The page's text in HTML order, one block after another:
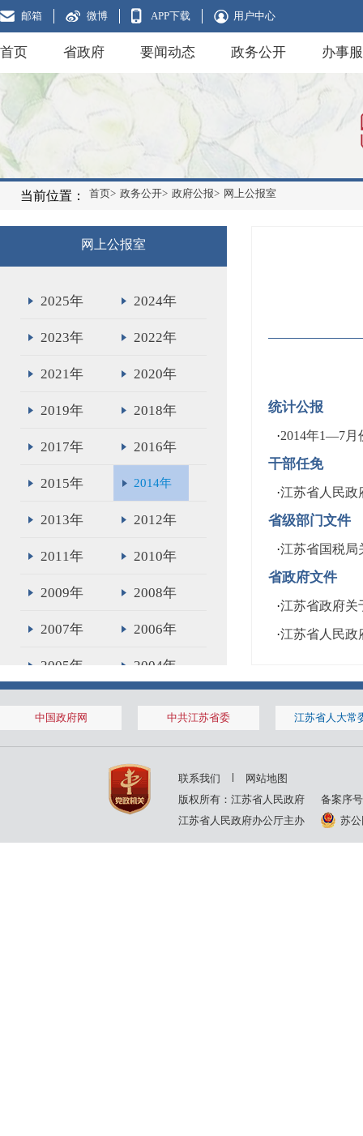
邮箱 微博 APP下载 用户中心
首页 省政府 要闻动态 政务公开 办事
当前位置： 首页> 政务公开> 政府公报> 网上公报室
网上公报室
2025年 2024年
2023年 2022年
2021年 2020年
2019年 2018年
2017年 2016年
2015年 2014年
2013年 2012年
2011年 2010年
2009年 2008年
2007年 2006年
2005年 2004年
2003年 2002年
统计公报
·2014年1—7月
干部任免
·江苏省人民政
省级部门文件
·江苏省国税局
省政府文件
·江苏省政府关
·江苏省人民政
中国政府网 中共江苏省委 江苏省人大常
联系我们
网站地图
版权所有：江苏省人民政府
备案序
江苏省人民政府办公厅主办
苏